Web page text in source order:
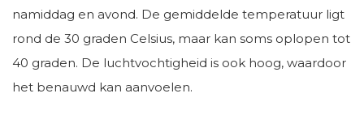
namiddag en avond. De gemiddelde temperatuur ligt
rond de 30 graden Celsius, maar kan soms oplopen tot
40 graden. De luchtvochtigheid is ook hoog, waardoor
het benauwd kan aanvoelen.